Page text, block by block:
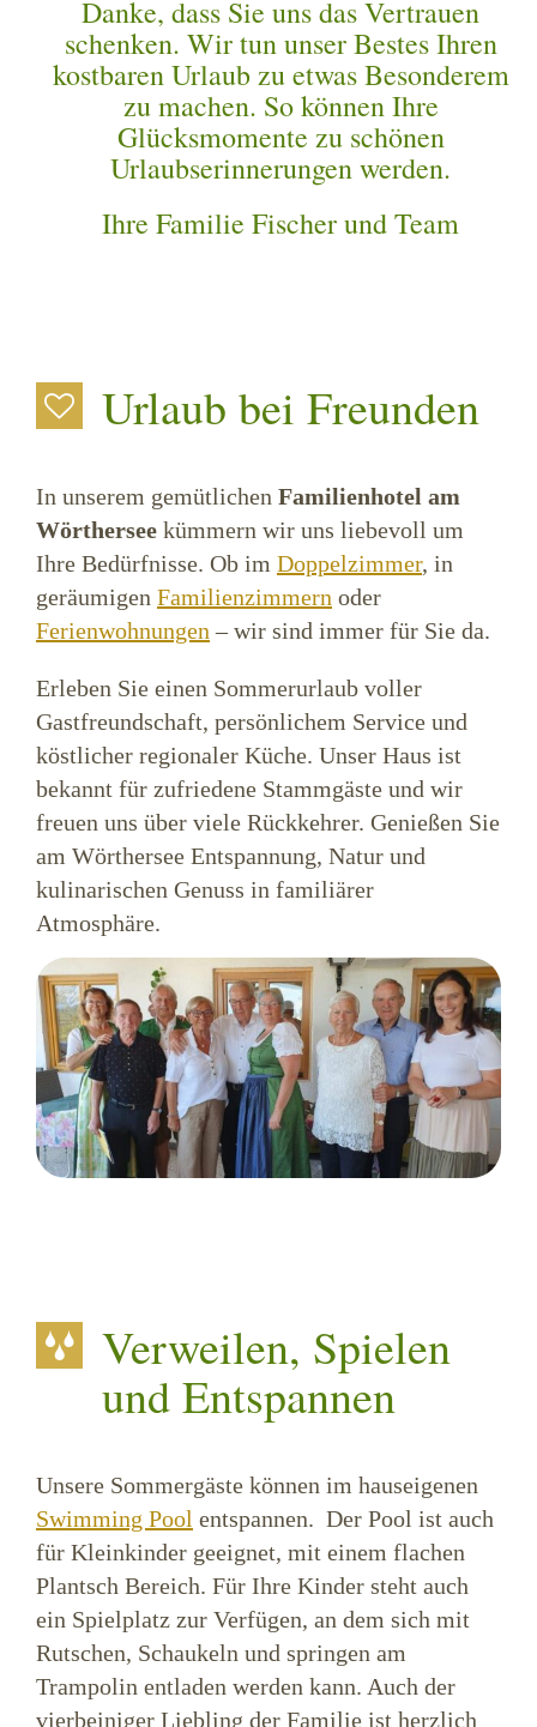
Danke, dass Sie uns das Vertrauen
schenken. Wir tun unser Bestes Ihren
kostbaren Urlaub zu etwas Besonderem
zu machen. So können Ihre
Glücksmomente zu schönen
Urlaubserinnerungen werden.
Ihre Familie Fischer und Team
Urlaub bei Freunden
In unserem gemütlichen Familienhotel am
Wörthersee kümmern wir uns liebevoll um
Ihre Bedürfnisse. Ob im Doppelzimmer, in
geräumigen Familienzimmern oder
Ferienwohnungen – wir sind immer für Sie da.
Erleben Sie einen Sommerurlaub voller
Gastfreundschaft, persönlichem Service und
köstlicher regionaler Küche. Unser Haus ist
bekannt für zufriedene Stammgäste und wir
freuen uns über viele Rückkehrer. Genießen Sie
am Wörthersee Entspannung, Natur und
kulinarischen Genuss in familiärer
Atmosphäre.
Verweilen, Spielen
und Entspannen
Unsere Sommergäste können im hauseigenen
Swimming Pool entspannen. Der Pool ist auch
für Kleinkinder geeignet, mit einem flachen
Plantsch Bereich. Für Ihre Kinder steht auch
ein Spielplatz zur Verfügen, an dem sich mit
Rutschen, Schaukeln und springen am
Trampolin entladen werden kann. Auch der
vierbeiniger Liebling der Familie ist herzlich